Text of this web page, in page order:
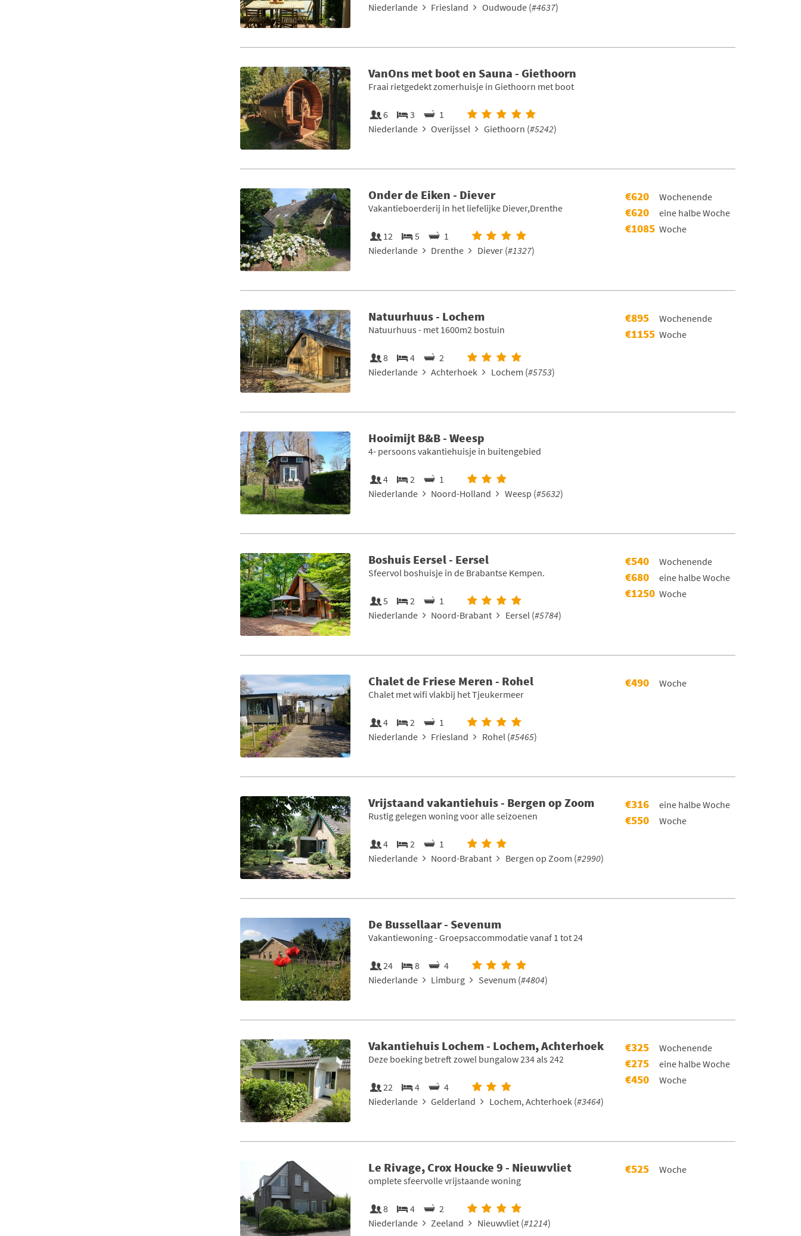
Niederlande
Friesland Oudwoude (#4637)
VanOns met boot en Sauna - Giethoorn
Fraai rietgedekt zomerhuisje in Giethoorn met boot
6 3
1
Niederlande
Overijssel Giethoorn (#5242)
Onder de Eiken - Diever
Vakantieboerderij in het liefelijke Diever,Drenthe
12 5
1
Niederlande
Drenthe Diever (#1327)
€620 Wochenende
€620 eine halbe Woche
€1085 Woche
Natuurhuus - Lochem
Natuurhuus - met 1600m2 bostuin
8 4
2
Niederlande
Achterhoek Lochem (#5753)
€895 Wochenende
€1155 Woche
Hooimijt B&B - Weesp
4- persoons vakantiehuisje in buitengebied
4 2
1
Niederlande
Noord-Holland Weesp (#5632)
Boshuis Eersel - Eersel
Sfeervol boshuisje in de Brabantse Kempen.
5 2
1
Niederlande
Noord-Brabant Eersel (#5784)
€540 Wochenende
€680 eine halbe Woche
€1250 Woche
Chalet de Friese Meren - Rohel
Chalet met wifi vlakbij het Tjeukermeer
4 2
1
Niederlande
Friesland Rohel (#5465)
€490 Woche
Vrijstaand vakantiehuis - Bergen op Zoom
Rustig gelegen woning voor alle seizoenen
4 2
1
Niederlande
Noord-Brabant Bergen op Zoom (#2990)
€316 eine halbe Woche
€550 Woche
De Bussellaar - Sevenum
Vakantiewoning - Groepsaccommodatie vanaf 1 tot 24
24 8
4
Niederlande
Limburg Sevenum (#4804)
Vakantiehuis Lochem - Lochem, Achterhoek
Deze boeking betreft zowel bungalow 234 als 242
22 4
4
Niederlande
Gelderland Lochem, Achterhoek (#3464)
€325 Wochenende
€275 eine halbe Woche
€450 Woche
Le Rivage, Crox Houcke 9 - Nieuwvliet
omplete sfeervolle vrijstaande woning
8 4
2
Niederlande
Zeeland Nieuwvliet (#1214)
€525 Woche